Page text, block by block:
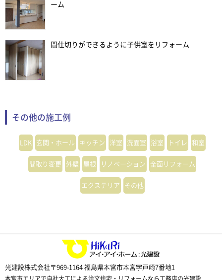
ーム
間仕切りができるように子供室をリフォーム
その他の施工例
LDK 玄関・ホール キッチン 洋室 洗面室 浴室 トイレ 和室
間取り変更 外壁 屋根 リノベーション 全面リフォーム
エクステリア その他
光建設株式会社〒969-1164 福島県本宮市本宮字戸崎7番地1
本宮市エリアで自社大工による注文住宅・リフォームなら工務店の光建設